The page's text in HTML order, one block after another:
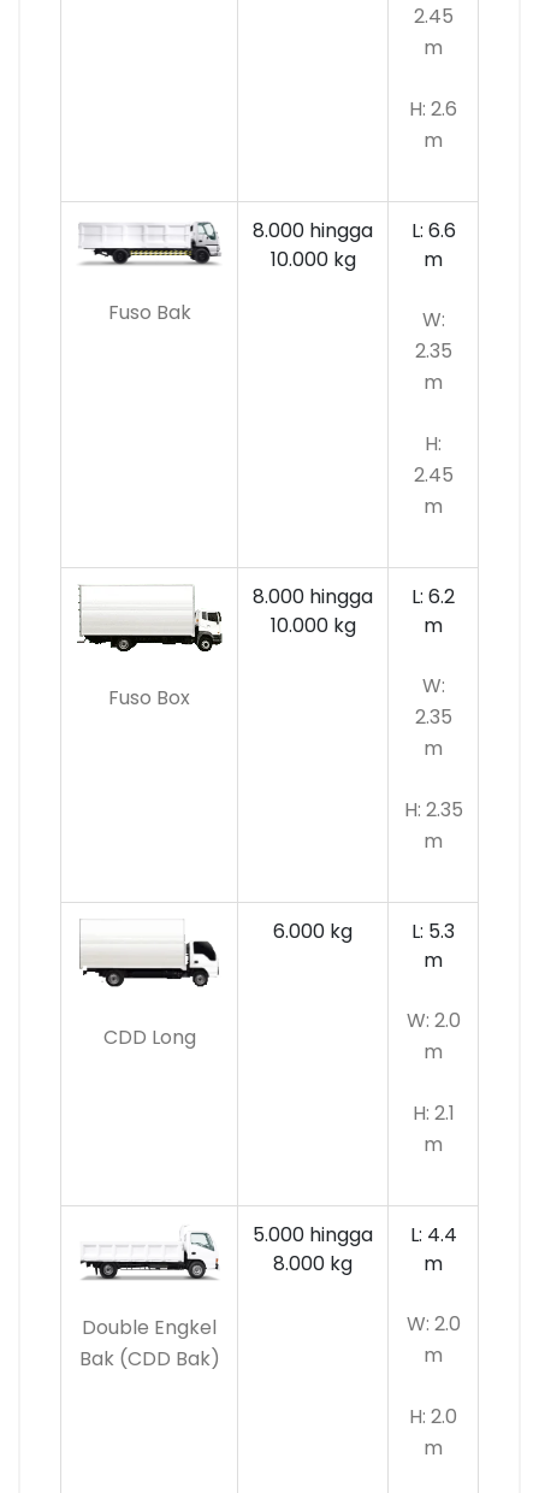
2.45
m
H: 2.6
m
Fuso Bak
8.000 hingga
10.000kg
L: 6.6
m
W:
2.35
m
H:
2.45
m
Fuso Box
8.000 hingga
10.000 kg
L: 6.2
m
W:
2.35
m
H: 2.35
m
CDD Long
6.000 kg
L: 5.3
m
W: 2.0
m
H: 2.1
m
Double Engkel
Bak (CDD Bak)
5.000 hingga
8.000 kg
L: 4.4
m
W: 2.0
m
H: 2.0
m